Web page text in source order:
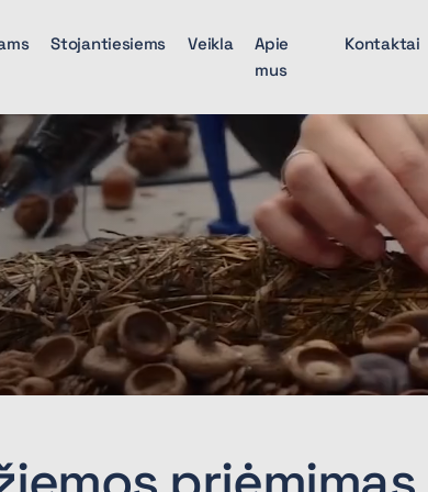
Stojantiesiems Veikla
Apie
mus
Kontaktai